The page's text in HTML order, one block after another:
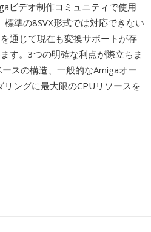
ビデオ制作コミュニティで使用
準の8SVX形式では対応できない
通じて現在も変換サポートが存
す。3つの明確な利点が際立ちま
スの構造、一般的なAmigaオー
ングに最大限のCPUリソースを